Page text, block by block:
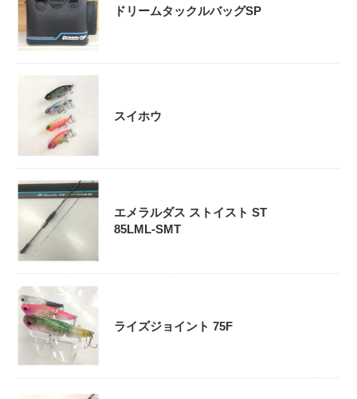
ドリームタックルバッグSP
スイホウ
エメラルダス ストイスト ST
85LML-SMT
ライズジョイント 75F